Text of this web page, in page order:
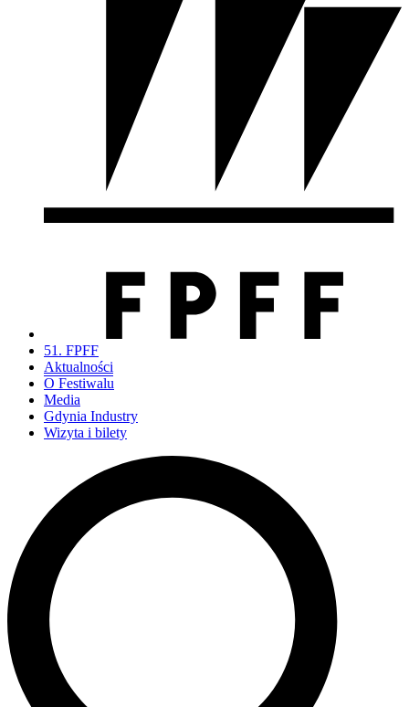
51. FPFF
Aktualności
O Festiwalu
Media
Gdynia Industry
Wizyta i bilety